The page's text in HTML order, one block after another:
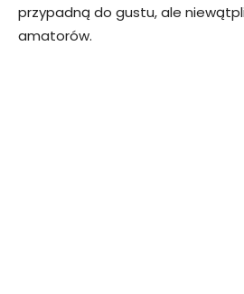
przypadną do gustu, ale
amatorów.